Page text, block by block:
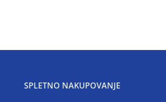
SPLETNO NAKUPOVANJE